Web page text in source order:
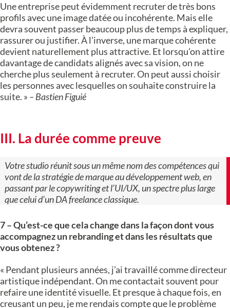
Une entreprise peut évidemment recruter de très bons
profils avec une image datée ou incohérente. Mais elle
devra souvent passer beaucoup plus de temps à expliquer,
rassurer ou justifier. À l’inverse, une marque cohérente
devient naturellement plus attractive. Et lorsqu’on attire
davantage de candidats alignés avec sa vision, on ne
cherche plus seulement à recruter. On peut aussi choisir
les personnes avec lesquelles on souhaite construire la
suite. » – Bastien Figuié
III. La durée comme preuve
Votre studio réunit sous un même nom des compétences qui
vont de la stratégie de marque au développement web, en
passant par le copywriting et l’UI/UX, un spectre plus large
que celui d’un DA freelance classique.
7 – Qu’est-ce que cela change dans la façon dont vous
accompagnez un rebranding et dans les résultats que
vous obtenez ?
« Pendant plusieurs années, j’ai travaillé comme directeur
artistique indépendant. On me contactait souvent pour
refaire une identité visuelle. Et presque à chaque fois, en
creusant un peu, je me rendais compte que le problème